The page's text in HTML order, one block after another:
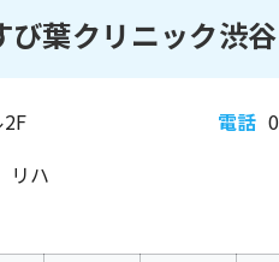
葉クリニック渋谷
電話
リハ